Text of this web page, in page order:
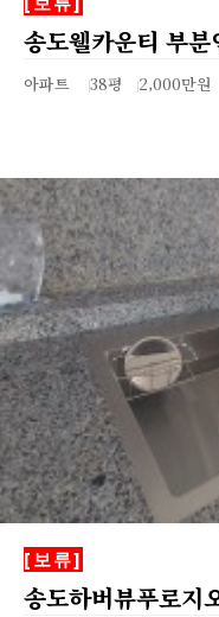
송도웰카운티 부분
아파트 38평 2,000만원
[보류]
송도하버뷰푸로지